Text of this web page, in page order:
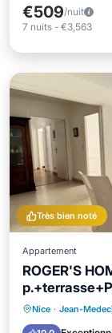
€509/nuit
7 nuits - €3,563
Très bien noté
Appartement
ROGER'S
(+100€/7j)
Nice · Jean- Front
Vue